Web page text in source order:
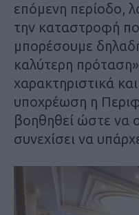
επόμενη περίοδο,
την καταστροφή
μπορέσουμε
καλύτερη
χαρακτηριστικά
υποχρέωση η
βοηθηθεί ώστε να
συνεχίσει να